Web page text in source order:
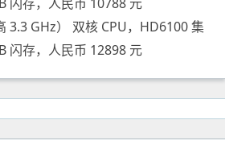
3.3 GHz） 双核 CPU，HD6100 集
闪存，人民币 12898 元